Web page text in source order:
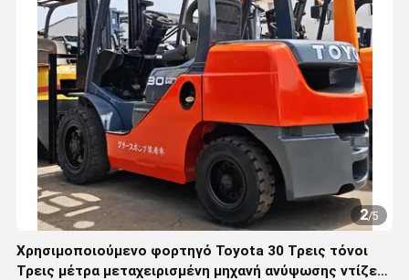
2/5
Χρησιμοποιούμενο φορτηγό Toyota 30 Τρεις τόνοι
Τρεις μέτρα μεταχειρισμένη μηχανή ανύψωσης ντίζελ